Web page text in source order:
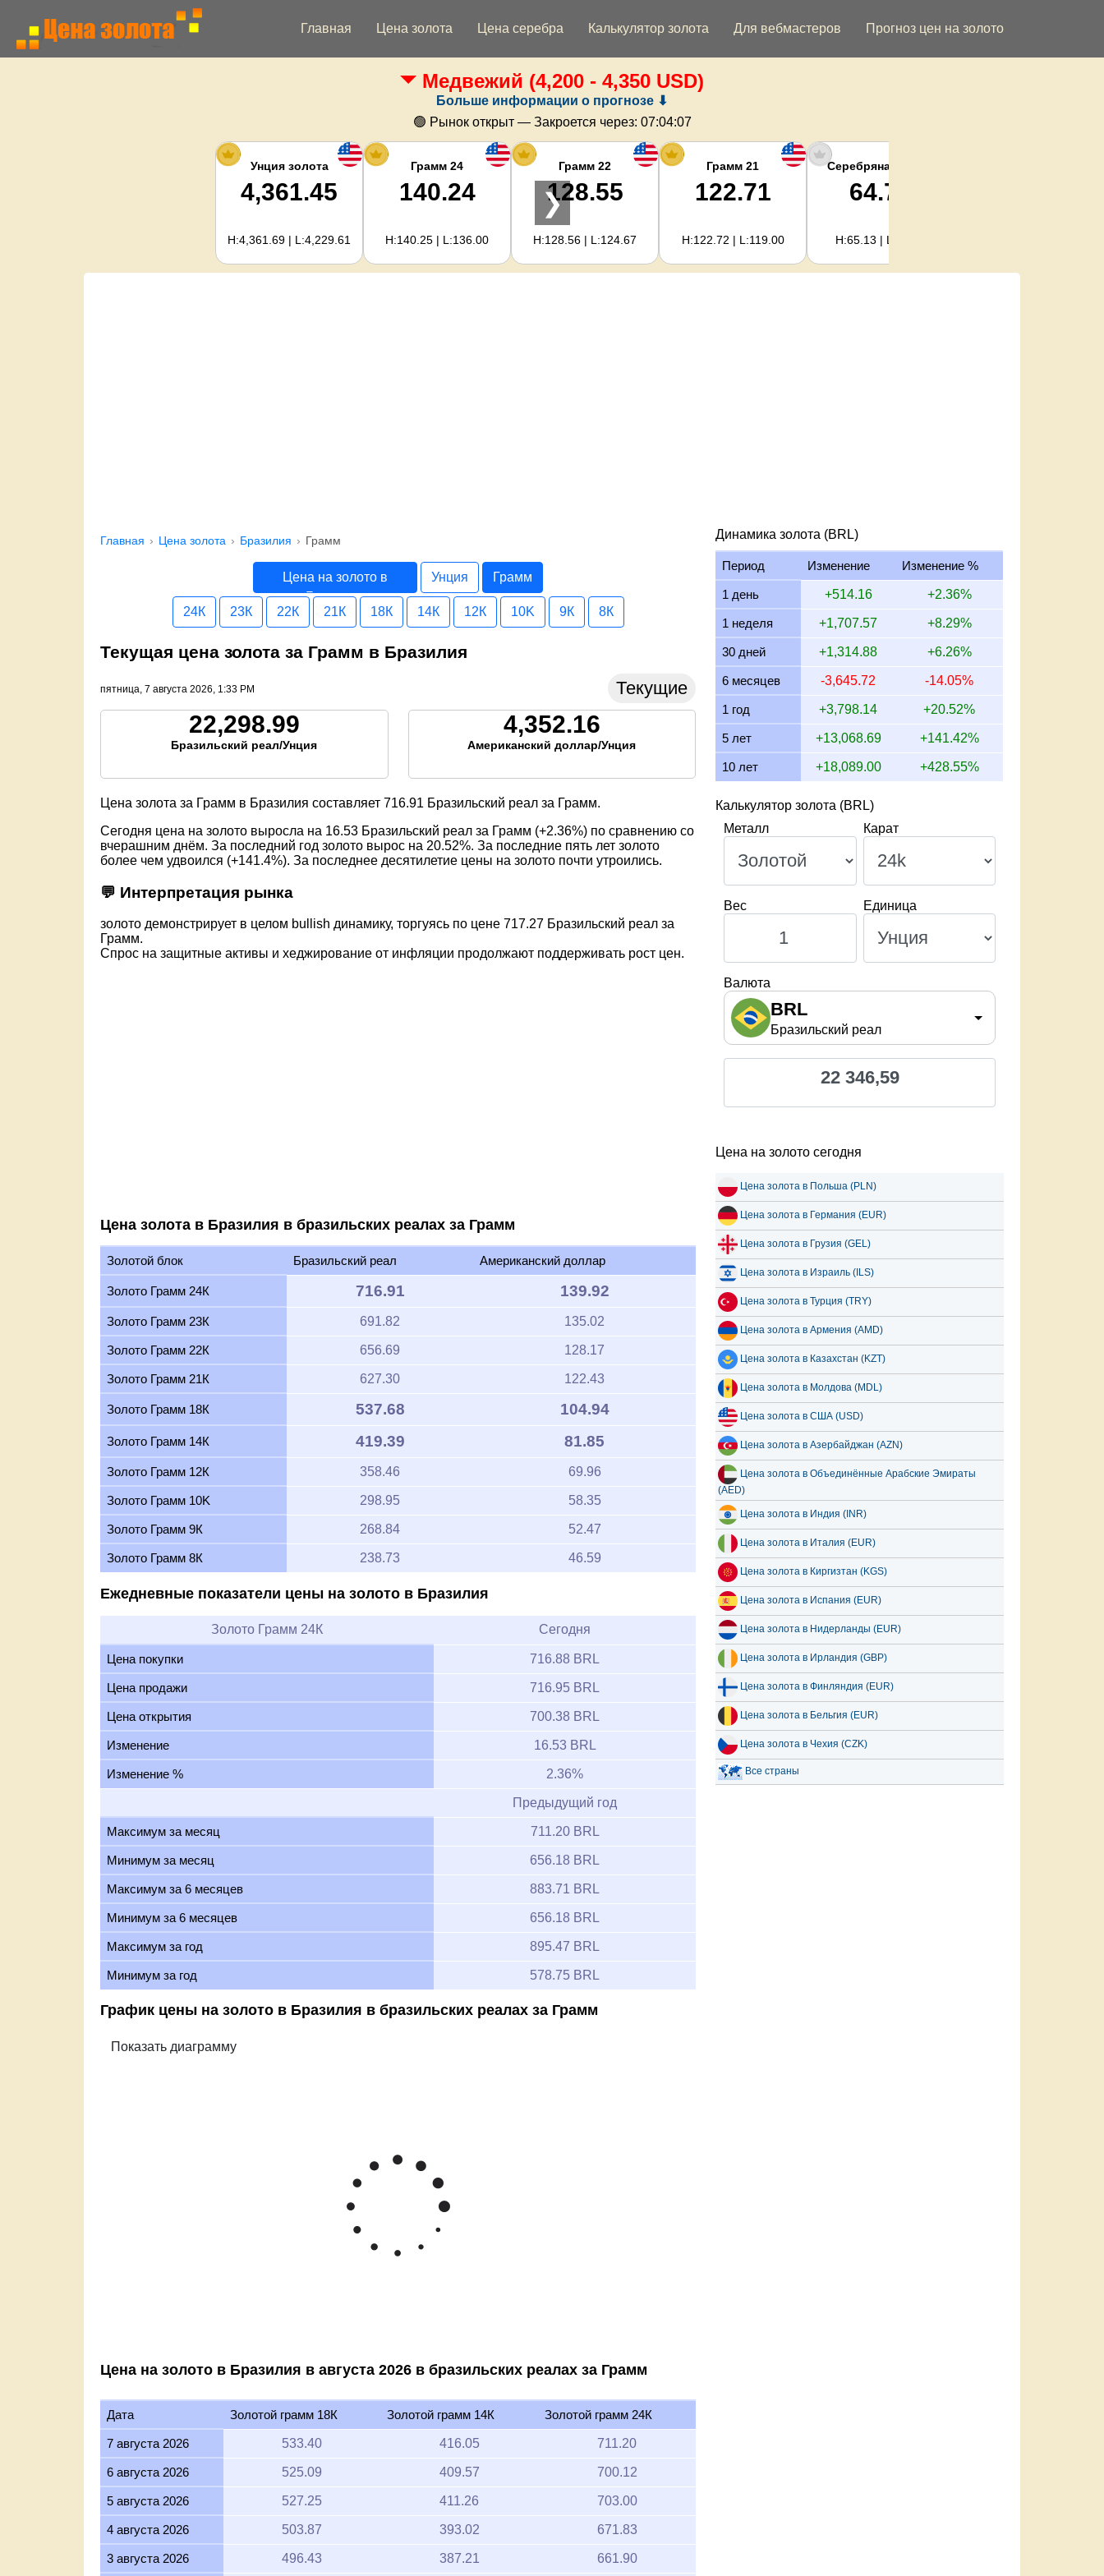
Главная Цена золота Цена серебра Калькулятор золота Для вебмастеров Прогноз цен на золото
Медвежий (4,200 - 4,350 USD)
Больше информации о прогнозе ⬇
🟢 Рынок открыт — Закроется через: 07:04:06
Унция золота
4,361.45
H:4,361.69 | L:4,229.61
Грамм 24
140.24
H:140.25 | L:136.00
Грамм 22
128.55
H:128.56 | L:124.67
Грамм 21
122.71
H:122.72 | L:119.00
Серебряная унция
64.78
H:65.13 | L:61.15
❯
Главная Цена золота Бразилия Грамм
Цена на золото в
Бразилия
Унция Грамм
24К 23К 22К 21К 18К 14К 12К 10K 9К 8К
Текущая цена золота за Грамм в Бразилия
пятница, 7 августа 2026, 1:33 PM Текущие
22,298.99
Бразильский реал/Унция
4,352.16
Американский доллар/Унция
Цена золота за Грамм в Бразилия составляет 716.91 Бразильский реал за Грамм.
Сегодня цена на золото выросла на 16.53 Бразильский реал за Грамм (+2.36%) по сравнению со
вчерашним днём. За последний год золото вырос на 20.52%. За последние пять лет золото
более чем удвоился (+141.4%). За последнее десятилетие цены на золото почти утроились.
💬 Интерпретация рынка
золото демонстрирует в целом bullish динамику, торгуясь по цене 717.27 Бразильский реал за
Грамм.
Спрос на защитные активы и хеджирование от инфляции продолжают поддерживать рост цен.
Цена золота в Бразилия в бразильских реалах за Грамм
Золотой блок Бразильский реал Американский доллар
Золото Грамм 24К 716.91 139.92
Золото Грамм 23К 691.82 135.02
Золото Грамм 22К 656.69 128.17
Золото Грамм 21К 627.30 122.43
Золото Грамм 18К 537.68 104.94
Золото Грамм 14К 419.39 81.85
Золото Грамм 12К 358.46 69.96
Золото Грамм 10K 298.95 58.35
Золото Грамм 9К 268.84 52.47
Золото Грамм 8К 238.73 46.59
Ежедневные показатели цены на золото в Бразилия
Золото Грамм 24К Сегодня
Цена покупки 716.88 BRL
Цена продажи 716.95 BRL
Цена открытия 700.38 BRL
Изменение 16.53 BRL
Изменение % 2.36%
Предыдущий год
Максимум за месяц 711.20 BRL
Минимум за месяц 656.18 BRL
Максимум за 6 месяцев 883.71 BRL
Минимум за 6 месяцев 656.18 BRL
Максимум за год 895.47 BRL
Минимум за год 578.75 BRL
График цены на золото в Бразилия в бразильских реалах за Грамм
Цена золота Бразильский реал за унцию
May '26
Zoom 1m 3m 6m YTD
7 августа 2026 533.40 416.05 711.20
6 августа 2026 525.09 409.57 700.12
5 августа 2026 527.25 411.26 703.00
4 августа 2026 503.87 393.02 671.83
3 августа 2026 496.43 387.21 661.90
2 августа 2026 496.02 386.90 661.37
Динамика золота (BRL)
Период Изменение Изменение %
1 день +514.16 +2.36%
1 неделя +1,707.57 +8.29%
30 дней +1,314.88 +6.26%
6 месяцев -3,645.72 -14.05%
1 год +3,798.14 +20.52%
5 лет +13,068.69 +141.42%
10 лет +18,089.00 +428.55%
Калькулятор золота (BRL)
Металл
Карат
Вес Единица
Валюта
BRL
Бразильский реал
22 346,59
Цена на золото сегодня
Цена золота в Польша (PLN)
Цена золота в Германия (EUR)
Цена золота в Грузия (GEL)
Цена золота в Израиль (ILS)
Цена золота в Турция (TRY)
Цена золота в Армения (AMD)
Цена золота в Казахстан (KZT)
Цена золота в Молдова (MDL)
Цена золота в США (USD)
Цена золота в Азербайджан (AZN)
Цена золота в Объединённые Арабские Эмираты
(AED)
Цена золота в Индия (INR)
Цена золота в Италия (EUR)
Цена золота в Киргизтан (KGS)
Цена золота в Испания (EUR)
Цена золота в Нидерланды (EUR)
Цена золота в Ирландия (GBP)
Цена золота в Финляндия (EUR)
Цена золота в Бельгия (EUR)
Цена золота в Чехия (CZK)
Все страны